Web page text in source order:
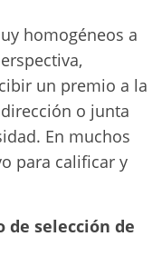
homogéneos a
un premio a la
o junta
En muchos
para calificar y
de selección de